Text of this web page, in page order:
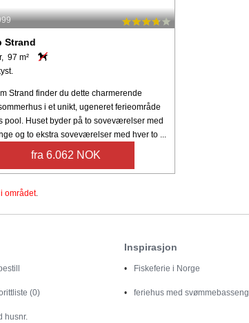
Strand
97 m²
Strand finder du dette charmerende
i et unikt, ugeneret ferieområde
pool. Huset byder på to soveværelser med
og to ekstra soveværelser med hver to ...
fra 6.062 NOK
området.
(0)
husnr.
Inspirasjon
Fiskeferie i Norge
feriehus med svømmebasseng